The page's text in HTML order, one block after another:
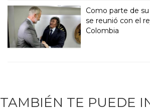
Como parte de su
se reunió con el
Colombia
TAMBIÉN TE PUEDE